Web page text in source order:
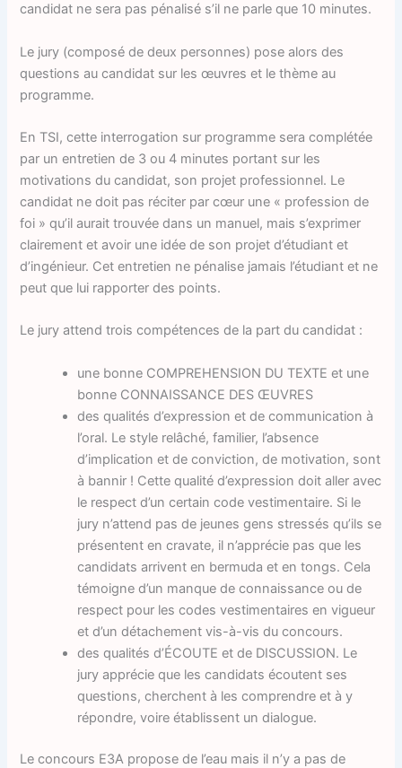
candidat ne sera pas pénalisé s’il ne parle que 10 minutes.
Le jury (composé de deux personnes) pose alors des
questions au candidat sur les œuvres et le thème au
programme.
En TSI, cette interrogation sur programme sera complétée
par un entretien de 3 ou 4 minutes portant sur les
motivations du candidat, son projet professionnel. Le
candidat ne doit pas réciter par cœur une « profession de
foi » qu’il aurait trouvée dans un manuel, mais s’exprimer
clairement et avoir une idée de son projet d’étudiant et
d’ingénieur. Cet entretien ne pénalise jamais l’étudiant et ne
peut que lui rapporter des points.
Le jury attend trois compétences de la part du candidat :
une bonne COMPREHENSION DU TEXTE et une
bonne CONNAISSANCE DES ŒUVRES
des qualités d’expression et de communication à
l’oral. Le style relâché, familier, l’absence
d’implication et de conviction, de motivation, sont
à bannir ! Cette qualité d’expression doit aller avec
le respect d’un certain code vestimentaire. Si le
jury n’attend pas de jeunes gens stressés qu’ils se
présentent en cravate, il n’apprécie pas que les
candidats arrivent en bermuda et en tongs. Cela
témoigne d’un manque de connaissance ou de
respect pour les codes vestimentaires en vigueur
et d’un détachement vis-à-vis du concours.
des qualités d’ÉCOUTE et de DISCUSSION. Le
jury apprécie que les candidats écoutent ses
questions, cherchent à les comprendre et à y
répondre, voire établissent un dialogue.
Le concours E3A propose de l’eau mais il n’y a pas de